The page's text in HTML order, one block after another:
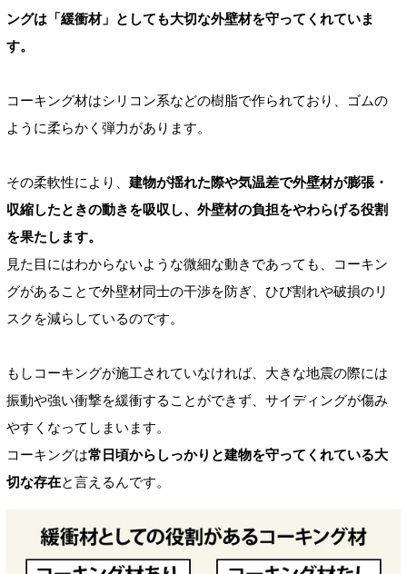
ングは「緩衝材」としても大切な外壁材を守ってくれていま
す。
コーキング材はシリコン系などの樹脂で作られており、ゴムの
ように柔らかく弾力があります。
その柔軟性により、 建物が揺れた際や気温差で外壁材が膨張・
収縮したときの動きを吸収し、外壁材の負担をやわらげる役割
を果たします。
見た目にはわからないような微細な動きであっても、コーキン
グがあることで外壁材同士の干渉を防ぎ、ひび割れや破損のリ
スクを減らしているのです。
もしコーキングが施工されていなければ、大きな地震の際には
振動や強い衝撃を緩衝することができず、サイディングが傷み
やすくなってしまいます。
コーキングは常日頃からしっかりと建物を守ってくれている大
切な存在と言えるんです。